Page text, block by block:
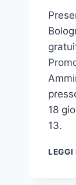
18
13.
LEGGI